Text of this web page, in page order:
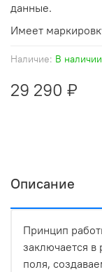
Наличие: В наличии
29 290 ₽
данные.
Имеет
Описание
Принцип
заключается в
поля,